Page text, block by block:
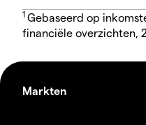
1 Gebaseerd op
financiële overzichten,
Markten